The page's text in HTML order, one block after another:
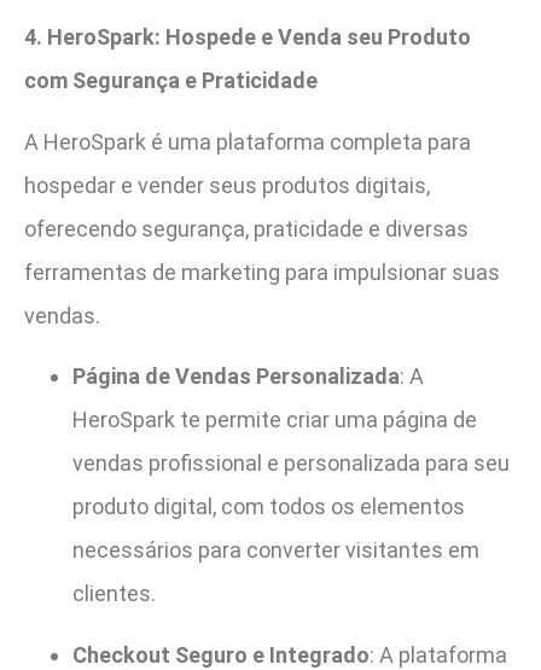
4. HeroSpark: Hospede e Venda seu Produto
com Segurança e Praticidade
A HeroSpark é uma plataforma completa para
hospedar e vender seus produtos digitais,
oferecendo segurança, praticidade e diversas
ferramentas de marketing para impulsionar suas
vendas.
Página de Vendas Personalizada: A
HeroSpark te permite criar uma página de
vendas profissional e personalizada para seu
produto digital, com todos os elementos
necessários para converter visitantes em
clientes.
Checkout Seguro e Integrado: A plataforma